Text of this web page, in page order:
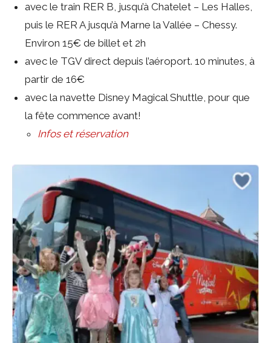
avec le train RER B, jusqu’à Chatelet – Les Halles,
puis le RER A jusqu’à Marne la Vallée – Chessy.
Environ 15€ de billet et 2h
avec le TGV direct depuis l’aéroport. 10 minutes, à
partir de 16€
avec la navette Disney Magical Shuttle, pour que
la fête commence avant!
Infos et réservation